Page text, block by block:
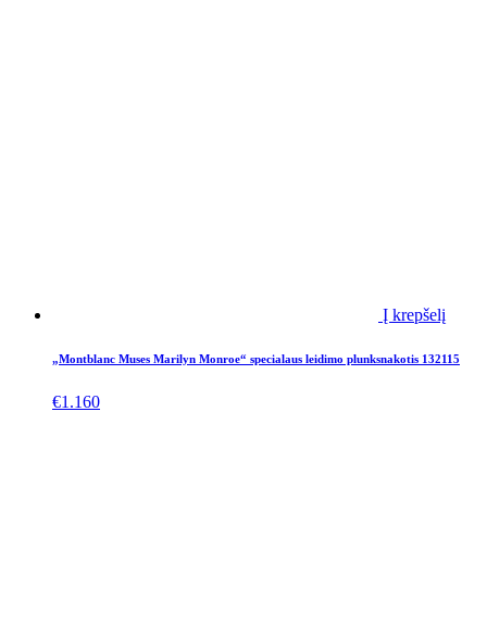
Į krepšelį
„Montblanc Muses Marilyn Monroe“ specialaus leidimo plunksnakotis 132115
€1.160